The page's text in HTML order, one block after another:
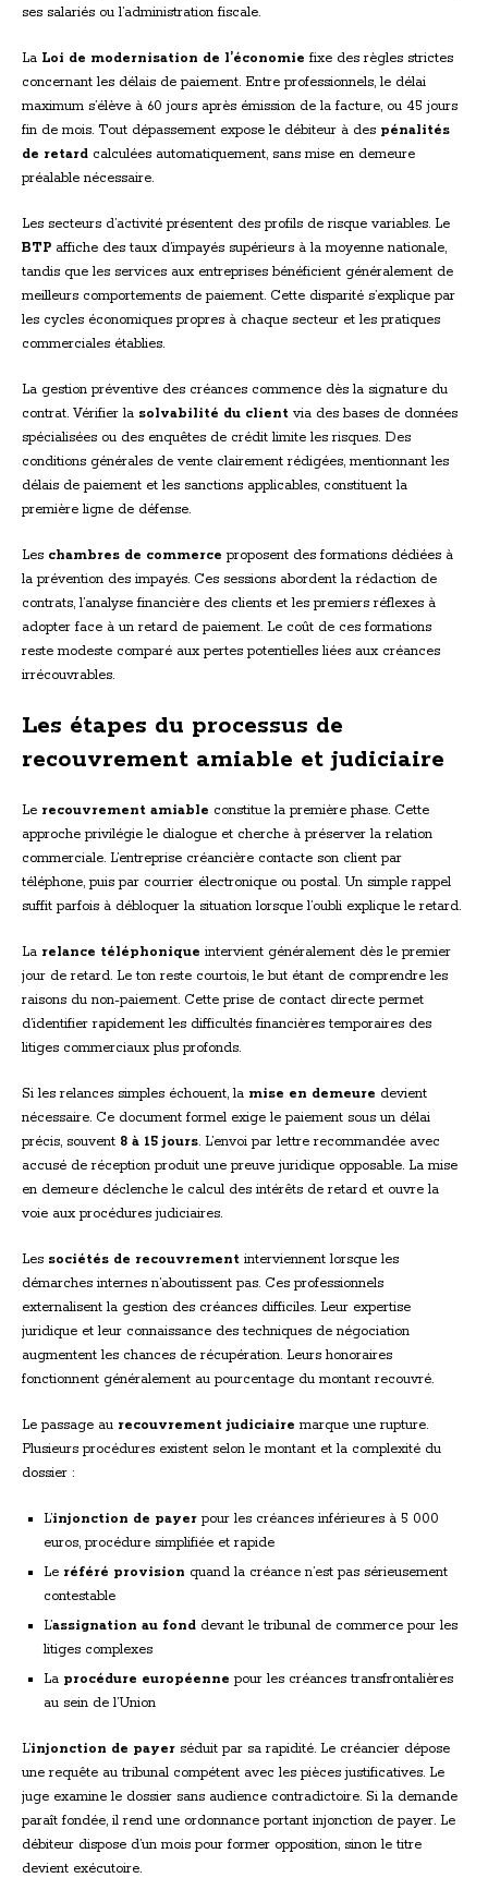
ses salariés ou l’administration fiscale.
La Loi de modernisation de l’économie fixe des règles strictes
concernant les délais de paiement. Entre professionnels, le délai
maximum s’élève à 60 jours après émission de la facture, ou 45 jours
fin de mois. Tout dépassement expose le débiteur à des pénalités
de retard calculées automatiquement, sans mise en demeure
préalable nécessaire.
Les secteurs d’activité présentent des profils de risque variables. Le
BTP affiche des taux d’impayés supérieurs à la moyenne nationale,
tandis que les services aux entreprises bénéficient généralement de
meilleurs comportements de paiement. Cette disparité s’explique par
les cycles économiques propres à chaque secteur et les pratiques
commerciales établies.
La gestion préventive des créances commence dès la signature du
contrat. Vérifier la solvabilité du client via des bases de données
spécialisées ou des enquêtes de crédit limite les risques. Des
conditions générales de vente clairement rédigées, mentionnant les
délais de paiement et les sanctions applicables, constituent la
première ligne de défense.
Les chambres de commerce proposent des formations dédiées à
la prévention des impayés. Ces sessions abordent la rédaction de
contrats, l’analyse financière des clients et les premiers réflexes à
adopter face à un retard de paiement. Le coût de ces formations
reste modeste comparé aux pertes potentielles liées aux créances
irrécouvrables.
Les étapes du processus de
recouvrement amiable et judiciaire
Le recouvrement amiable constitue la première phase. Cette
approche privilégie le dialogue et cherche à préserver la relation
commerciale. L’entreprise créancière contacte son client par
téléphone, puis par courrier électronique ou postal. Un simple rappel
suffit parfois à débloquer la situation lorsque l’oubli explique le retard.
La relance téléphonique intervient généralement dès le premier
jour de retard. Le ton reste courtois, le but étant de comprendre les
raisons du non-paiement. Cette prise de contact directe permet
d’identifier rapidement les difficultés financières temporaires des
litiges commerciaux plus profonds.
Si les relances simples échouent, la mise en demeure devient
nécessaire. Ce document formel exige le paiement sous un délai
précis, souvent 8 à 15 jours. L’envoi par lettre recommandée avec
accusé de réception produit une preuve juridique opposable. La mise
en demeure déclenche le calcul des intérêts de retard et ouvre la
voie aux procédures judiciaires.
Les sociétés de recouvrement interviennent lorsque les
démarches internes n’aboutissent pas. Ces professionnels
externalisent la gestion des créances difficiles. Leur expertise
juridique et leur connaissance des techniques de négociation
augmentent les chances de récupération. Leurs honoraires
fonctionnent généralement au pourcentage du montant recouvré.
Le passage au recouvrement judiciaire marque une rupture.
Plusieurs procédures existent selon le montant et la complexité du
dossier :
L’injonction de payer pour les créances inférieures à 5 000
euros, procédure simplifiée et rapide
Le référé provision quand la créance n’est pas sérieusement
contestable
L’assignation au fond devant le tribunal de commerce pour les
litiges complexes
La procédure européenne pour les créances transfrontalières
au sein de l’Union
L’injonction de payer séduit par sa rapidité. Le créancier dépose
une requête au tribunal compétent avec les pièces justificatives. Le
juge examine le dossier sans audience contradictoire. Si la demande
paraît fondée, il rend une ordonnance portant injonction de payer. Le
débiteur dispose d’un mois pour former opposition, sinon le titre
devient exécutoire.